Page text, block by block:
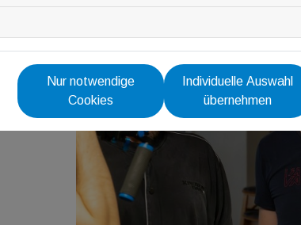
Nur notwendige
Cookies
Individuelle Auswahl
übernehmen